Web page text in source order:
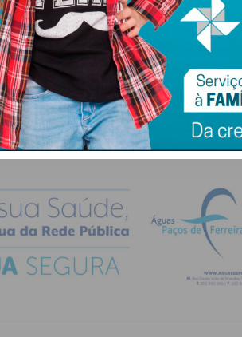
com ostermos e condições